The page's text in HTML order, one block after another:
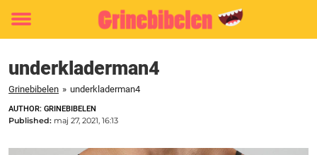
Toggle
underkladerman4
Grinebibelen » underkladerman4
AUTHOR: GRINEBIBELEN
Published: maj 27, 2021, 16:13